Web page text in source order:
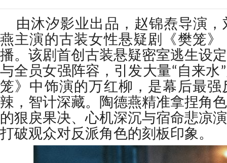
由沐汐影业出品，赵锦焘导演
燕主演的古装女性悬疑剧《樊笼
播。该剧首创古装悬疑密室逃生设
与全员女强阵容，引发大量“自来水
笼》中饰演的万红柳，是幕后最
辣，智计深藏。陶德燕精准拿捏角
的狠戾果决、心机深沉与宿命悲凉
打破观众对反派角色的刻板印象。